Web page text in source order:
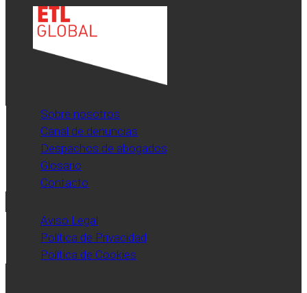
Sobre nosotros
Canal de denuncias
Despachos de abogados
Glosario
Contacto
Aviso Legal
Política de Privacidad
Política de Cookies